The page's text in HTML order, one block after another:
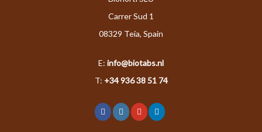
Carrer Sud 1
08329 Teia, Spain
E: info@biotabs.nl
T: +34 936 38 51 74